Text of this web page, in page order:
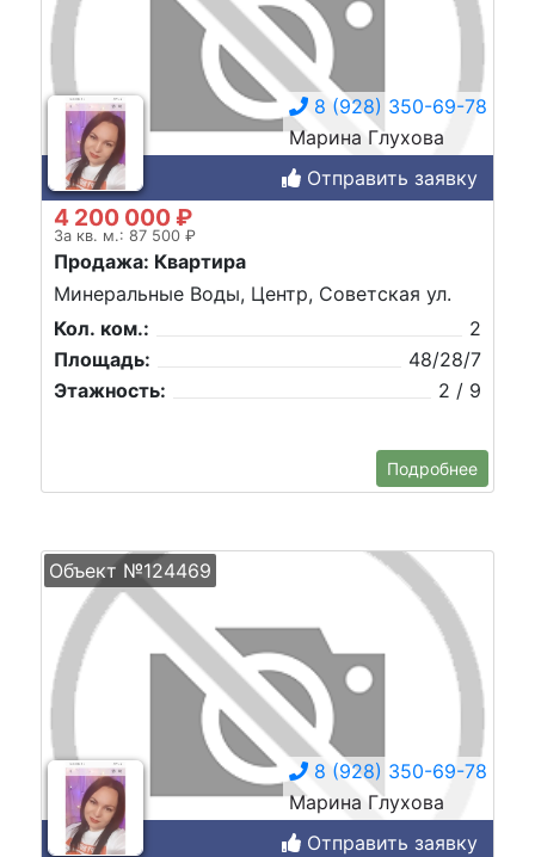
8 (928) 350-69-78
Марина Глухова
Отправить заявку
4 200 000 ₽
За кв. м.: 87 500 ₽
Продажа: Квартира
Минеральные Воды, Центр, Советская ул.
Кол. ком.:
2
Площадь:
48/28/7
Этажность:
2 / 9
Подробнее
Объект №124469
8 (928) 350-69-78
Марина Глухова
Отправить заявку